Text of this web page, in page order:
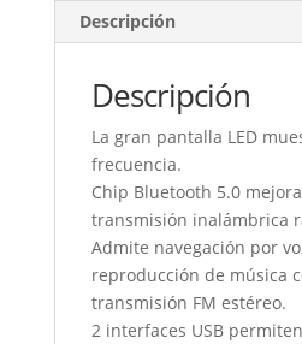
cantidad
Descripción
Descripción
La gran pantalla LED
frecuencia.
Chip Bluetooth 5.0
transmisión inalámbrica
Admite navegación por
reproducción de música
transmisión FM estéreo.
2 interfaces USB